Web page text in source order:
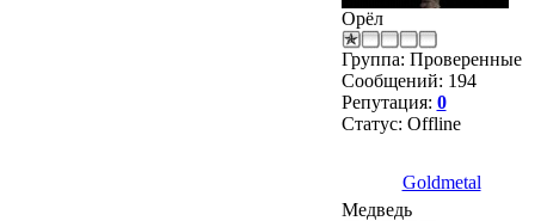
Орёл
Группа: Проверенные
Сообщений: 194
Репутация: 0
Статус: Offline
Goldmetal
Медведь